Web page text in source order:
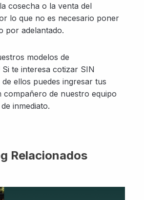
cosecha o la venta del
lo que no es necesario poner
por adelantado.
modelos de
te interesa cotizar SIN
de ellos puedes ingresar tus
de nuestro equipo
inmediato.
Relacionados